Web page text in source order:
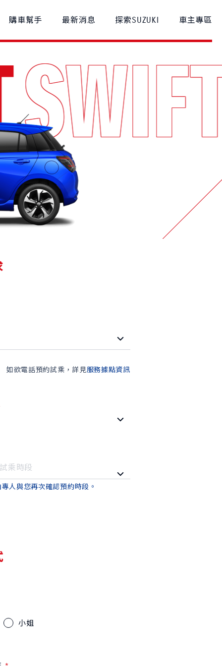
NT$1,040,000起
購車幫手 最新消息
召回公告
探索SUZUKI 車主專區
主登入
如欲電話預約試乘，詳見服務據點資訊
人與您再次確認預約時段。
小姐